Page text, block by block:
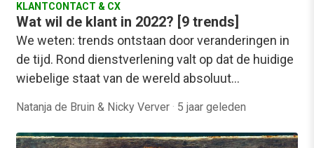
KLANTCONTACT & CX
Wat wil de klant in 2022? [9 trends]
We weten: trends ontstaan door veranderingen in
de tijd. Rond dienstverlening valt op dat de huidige
wiebelige staat van de wereld absoluut…
Natanja de Bruin & Nicky Verver · 5 jaar geleden